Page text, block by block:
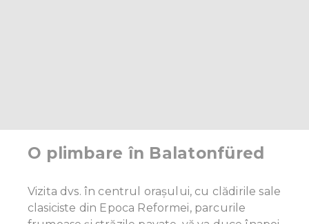
O plimbare în Balatonfüred
Vizita dvs. în centrul orașului, cu clădirile sale
clasiciste din Epoca Reformei, parcurile